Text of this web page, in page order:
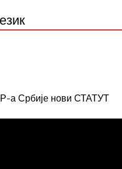
а Србије нови СТАТУТ